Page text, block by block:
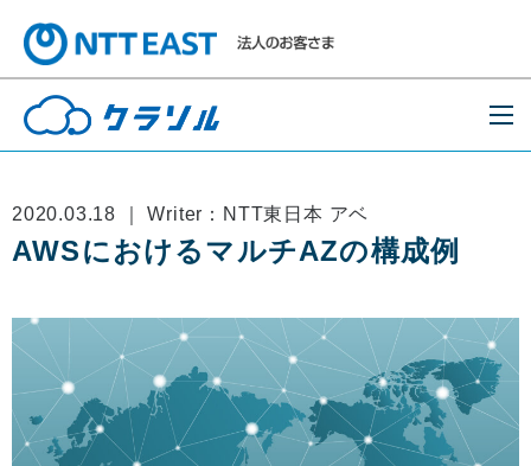
2020.03.18 ｜ Writer：NTT東日本 アベ
AWSにおけるマルチAZの構成例